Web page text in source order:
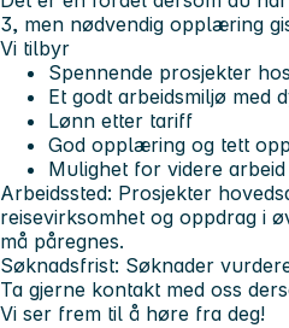
3, men nødvendig opplæring
Vi tilbyr
Spennende prosjekter
Et godt arbeidsmiljø med
Lønn etter tariff
God opplæring og tett
Mulighet for videre
Arbeidssted: Prosjekter
reisevirksomhet og oppdrag i
må påregnes.
Søknadsfrist: Søknader
Ta gjerne kontakt med oss
Vi ser frem til å høre fra deg!